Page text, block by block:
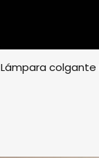
Lámpara colgante